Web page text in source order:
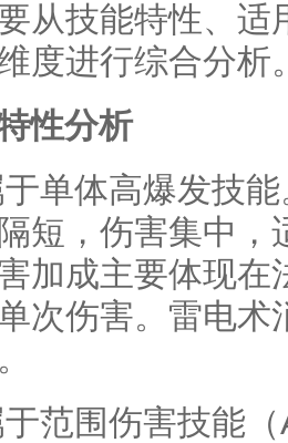
从技能特性、适
度进行综合分析
性分析
单体高爆发技
短，伤害集中，
加成主要体现在
次伤害。雷电术
范围伤害技能